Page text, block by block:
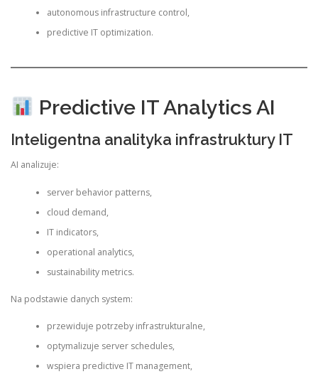
autonomous infrastructure control,
predictive IT optimization.
Predictive IT Analytics AI
Inteligentna analityka infrastruktury IT
AI analizuje:
server behavior patterns,
cloud demand,
IT indicators,
operational analytics,
sustainability metrics.
Na podstawie danych system:
przewiduje potrzeby infrastrukturalne,
optymalizuje server schedules,
wspiera predictive IT management,